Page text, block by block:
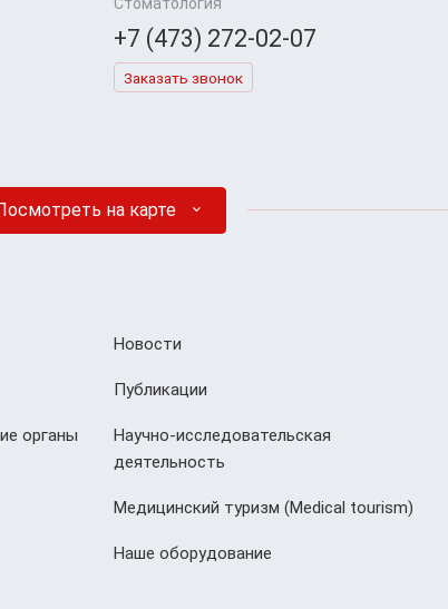
+7 (473) 272-02-07
Заказать звонок
на карте
органы
Новости
Публикации
Научно-исследовательская
деятельность
Медицинский туризм (Мedical tourism)
Наше оборудование